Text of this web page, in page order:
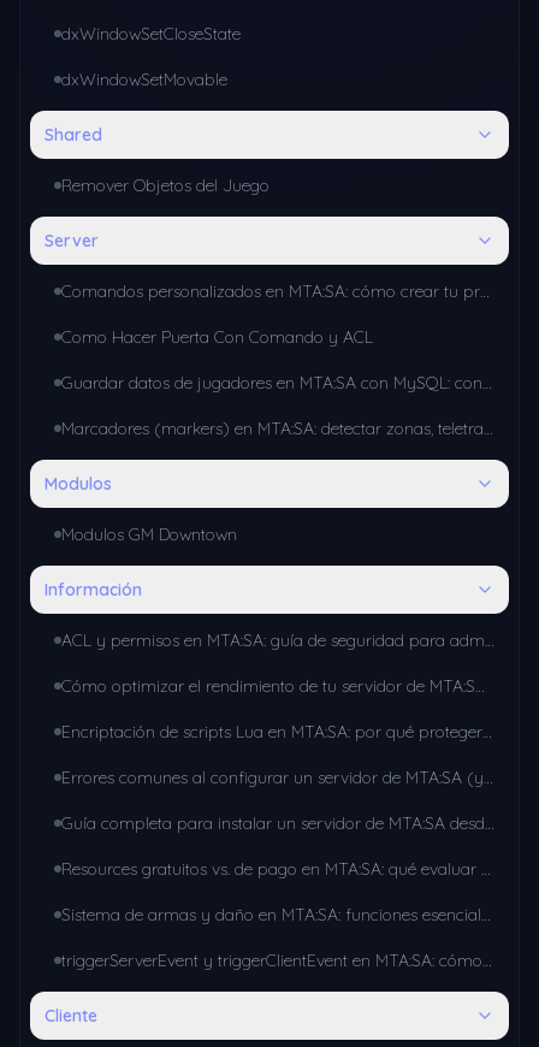
dxWindowSetCloseState
dxWindowSetMovable
Shared
Remover Objetos del Juego
Server
Comandos personalizados en MTA:SA: cómo crear tu propio sistema con addCommandHandler
Como Hacer Puerta Con Comando y ACL
Guardar datos de jugadores en MTA:SA con MySQL: conexión y consultas básicas
Marcadores (markers) en MTA:SA: detectar zonas, teletransportes y misiones
Modulos
Modulos GM Downtown
Información
ACL y permisos en MTA:SA: guía de seguridad para administradores de servidor
Cómo optimizar el rendimiento de tu servidor de MTA:SA: guía paso a paso
Encriptación de scripts Lua en MTA:SA: por qué proteger tu código
Errores comunes al configurar un servidor de MTA:SA (y cómo solucionarlos)
Guía completa para instalar un servidor de MTA:SA desde cero (2026)
Resources gratuitos vs. de pago en MTA:SA: qué evaluar antes de instalar uno
Sistema de armas y daño en MTA:SA: funciones esenciales para tu gamemode
triggerServerEvent y triggerClientEvent en MTA:SA: cómo comunicar cliente y servidor
Cliente